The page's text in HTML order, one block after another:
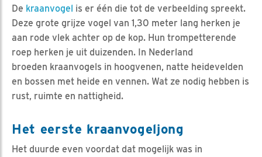
De kraanvogel is er één die tot de verbeelding spreekt.
Deze grote grijze vogel van 1,30 meter lang herken je
aan rode vlek achter op de kop. Hun trompetterende
roep herken je uit duizenden. In Nederland
broeden kraanvogels in hoogvenen, natte heidevelden
en bossen met heide en vennen. Wat ze nodig hebben is
rust, ruimte en nattigheid.
Het eerste kraanvogeljong
Het duurde even voordat dat mogelijk was in